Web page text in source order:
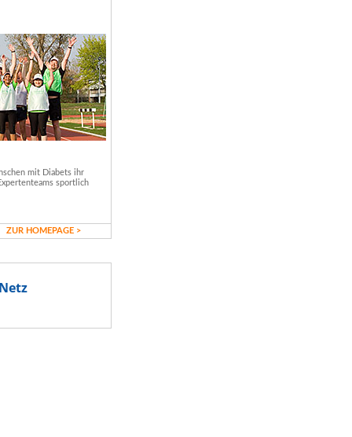
mit Diabets ihr
sportlich
ZUR HOMEPAGE >